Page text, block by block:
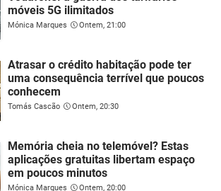
móveis 5G ilimitados
Mónica Marques Ontem, 21:00
Atrasar o crédito habitação pode ter
uma consequência terrível que poucos
conhecem
Tomás Cascão Ontem, 20:30
Memória cheia no telemóvel? Estas
aplicações gratuitas libertam espaço
em poucos minutos
Mónica Marques Ontem, 20:00